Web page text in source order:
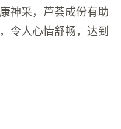
神采，芦荟成份有助
令人心情舒畅，达到